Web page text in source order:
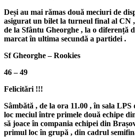
Deși au mai rămas două meciuri de
asigurat un bilet la turneul final al CN
de la Sfântu Gheorghe , la o diferență
marcat în ultima secundă a partidei .
Sf Gheorghe – Rookies
46 – 49
Felicitări !!!
Sâmbătă , de la ora 11.00 , în sala LPS
loc meciul între primele două echipe
să joace în compania echipei din
primul loc în grupă , din cadrul